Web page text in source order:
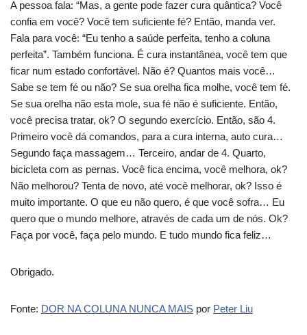
A pessoa fala: “Mas, a gente pode fazer cura quântica? Você
confia em você? Você tem suficiente fé? Então, manda ver.
Fala para você: “Eu tenho a saúde perfeita, tenho a coluna
perfeita”. Também funciona. É cura instantânea, você tem que
ficar num estado confortável. Não é? Quantos mais você…
Sabe se tem fé ou não? Se sua orelha fica molhe, você tem fé.
Se sua orelha não esta mole, sua fé não é suficiente. Então,
você precisa tratar, ok? O segundo exercício. Então, são 4.
Primeiro você dá comandos, para a cura interna, auto cura…
Segundo faça massagem… Terceiro, andar de 4. Quarto,
bicicleta com as pernas. Você fica encima, você melhora, ok?
Não melhorou? Tenta de novo, até você melhorar, ok? Isso é
muito importante. O que eu não quero, é que você sofra… Eu
quero que o mundo melhore, através de cada um de nós. Ok?
Faça por você, faça pelo mundo. E tudo mundo fica feliz…
Obrigado.
Fonte: DOR NA COLUNA NUNCA MAIS por Peter Liu